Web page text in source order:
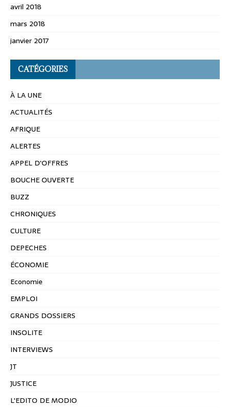
avril 2018
mars 2018
janvier 2017
CATÉGORIES
À LA UNE
ACTUALITÉS
AFRIQUE
ALERTES
APPEL D'OFFRES
BOUCHE OUVERTE
BUZZ
CHRONIQUES
CULTURE
DEPECHES
ÉCONOMIE
Economie
EMPLOI
GRANDS DOSSIERS
INSOLITE
INTERVIEWS
JT
JUSTICE
L'EDITO DE MODIO